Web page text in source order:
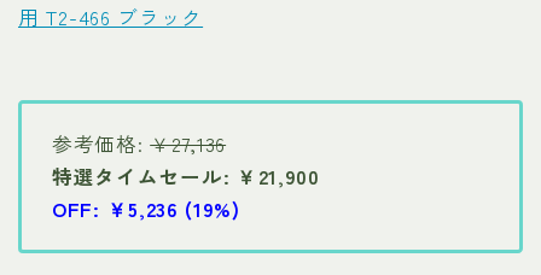
用 T2-466 ブラック
参考価格:￥27,136
特選タイムセール: ￥21,900
OFF: ￥5,236 (19%)